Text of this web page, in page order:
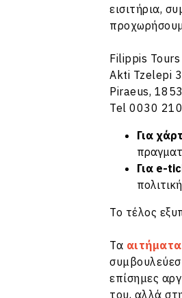
εισιτήρια,
Filippis Tours
Akti Tzelepi 3
Piraeus,
Tel 0030
Για
Για e-
Το τέλος
Τα
επίσημες
του, αλλά